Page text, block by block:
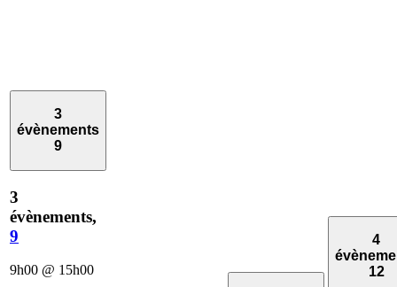
3
évènements
9
3
évènements,
9
9h00 @ 15h00
4
12